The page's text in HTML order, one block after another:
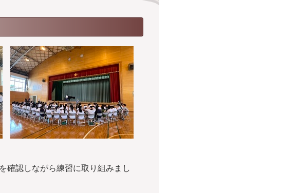
確認しながら練習に取り組みまし